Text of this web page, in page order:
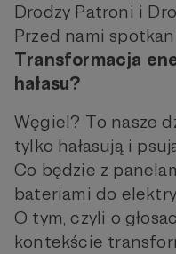
Drodzy Patroni i
Przed nami
Transformacja
hałasu?
Węgiel? To nasze
tylko hałasują i
Co będzie z
bateriami do
O tym, czyli o
kontekście